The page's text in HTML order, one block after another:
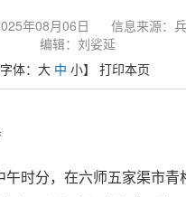
年08月06日
信息来源：
编辑：刘娑延
字体： 大 中 小】 打印本页
午时分，在六师五家渠市青